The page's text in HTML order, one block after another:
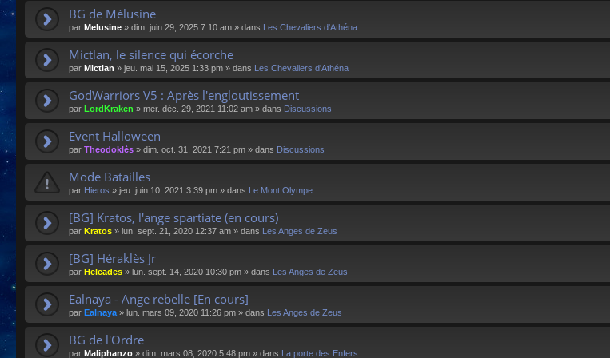
BG de Mélusine
par Melusine » dim. juin 29, 2025 7:10 am » dans Les Chevaliers d'Athéna
Mictlan, le silence qui écorche
par Mictlan » jeu. mai 15, 2025 1:33 pm » dans Les Chevaliers d'Athéna
GodWarriors V5 : Après l'engloutissement
par LordKraken » mer. déc. 29, 2021 11:02 am » dans Discussions
Event Halloween
par Theodoklès » dim. oct. 31, 2021 7:21 pm » dans Discussions
Mode Batailles
par Hieros » jeu. juin 10, 2021 3:39 pm » dans Le Mont Olympe
[BG] Kratos, l'ange spartiate (en cours)
par Kratos » lun. sept. 21, 2020 12:37 am » dans Les Anges de Zeus
[BG] Héraklès Jr
par Heleades » lun. sept. 14, 2020 10:30 pm » dans Les Anges de Zeus
Ealnaya - Ange rebelle [En cours]
par Ealnaya» lun. mars 09, 2020 11:26 pm » dans Les Anges de Zeus
BG de l'Ordre
par Maliphanzo » dim. mars 08, 2020 5:48 pm » dans La porte des Enfers